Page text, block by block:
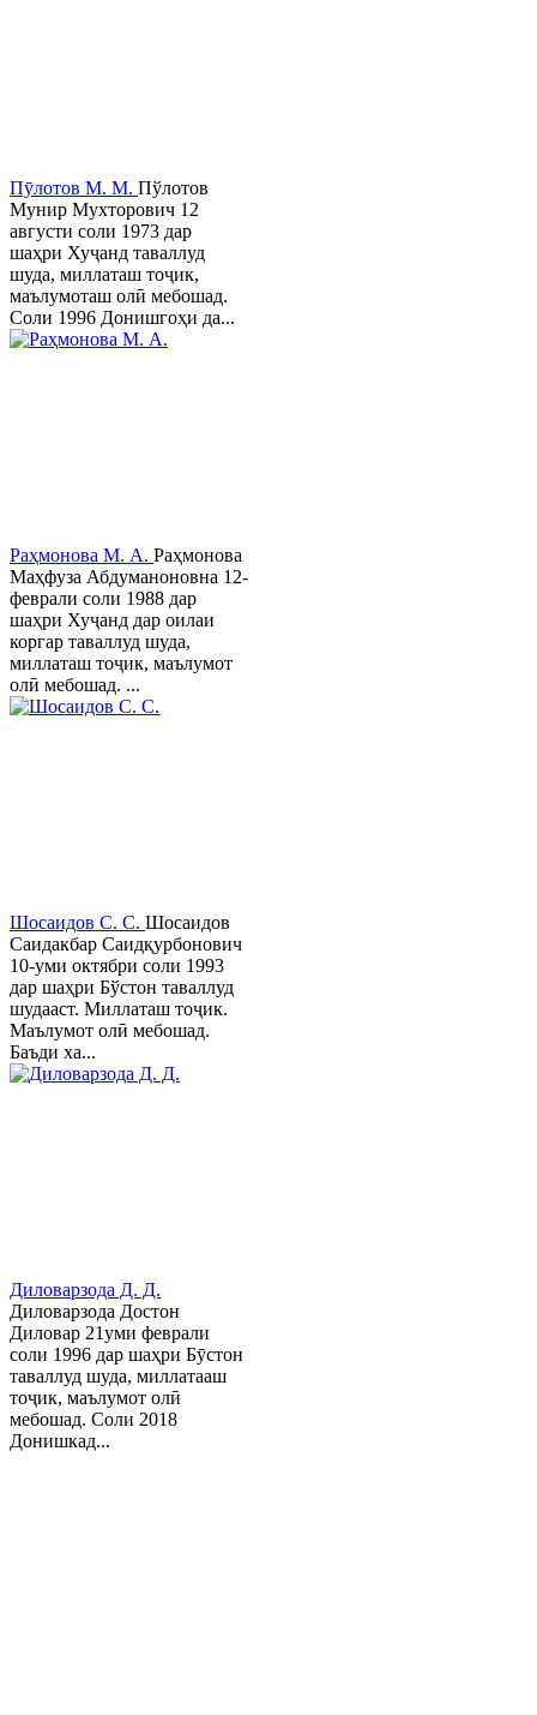
Пӯлотов М. М. Пўлотов
Мунир Мухторович 12
августи соли 1973 дар
шаҳри Хуҷанд таваллуд
шуда, миллаташ тоҷик,
маълумоташ олӣ мебошад.
Соли 1996 Донишгоҳи да...
Раҳмонова М. А. Раҳмонова
Маҳфуза Абдуманоновна 12-
феврали соли 1988 дар
шаҳри Хуҷанд дар оилаи
коргар таваллуд шуда,
миллаташ тоҷик, маълумот
олӣ мебошад. ...
Шосаидов С. С. Шосаидов
Саидакбар Саидқурбонович
10-уми октябри соли 1993
дар шаҳри Бўстон таваллуд
шудааст. Миллаташ тоҷик.
Маълумот олӣ мебошад.
Баъди ха...
Диловарзода Д. Д.
Диловарзода Достон
Диловар 21уми феврали
соли 1996 дар шаҳри Бӯстон
таваллуд шуда, миллатааш
тоҷик, маълумот олӣ
мебошад. Соли 2018
Донишкад...